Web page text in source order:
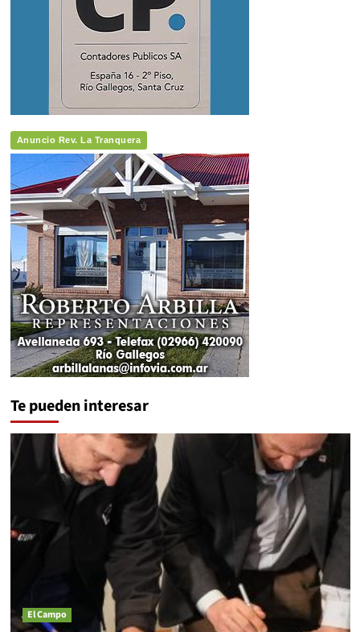
Anuncio Rev. La Tranquera
Te pueden interesar
El Campo